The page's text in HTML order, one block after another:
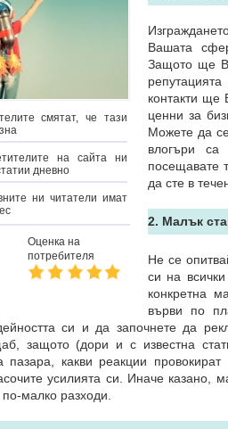
смятат, че тази
на сайта ни
дневно
ни читатели имат
Оценка на
потребителя
Вашата
Защото ще
контакти ще
ценни за
Можете да
влогъри
посещавате
да сте в
2. Малък
Не се
си на
конкретна
върви по
си и да започнете да
защото (дори и с известна
пазара, какви реакции
усилията си. Иначе казано,
малко разходи.